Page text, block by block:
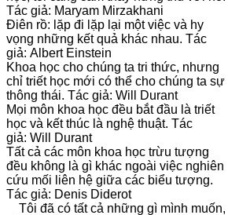
Tác giả: Maryam Mirzakhani
Điên rồ: lặp đi lặp lại một việc và hy
vọng những kết quả khác nhau. Tác
giả: Albert Einstein
Khoa học cho chúng ta tri thức, nhưng
chỉ triết học mới có thể cho chúng ta sự
thông thái. Tác giả: Will Durant
Mọi môn khoa học đều bắt đầu là triết
học và kết thúc là nghệ thuật. Tác
giả: Will Durant
Tất cả các môn khoa học trừu tượng
đều không là gì khác ngoài việc nghiên
cứu mối liên hệ giữa các biểu tượng.
Tác giả: Denis Diderot
Tôi đã có tất cả những gì mình muốn,